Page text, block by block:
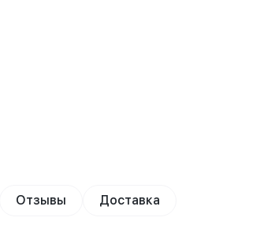
Отзывы Доставка